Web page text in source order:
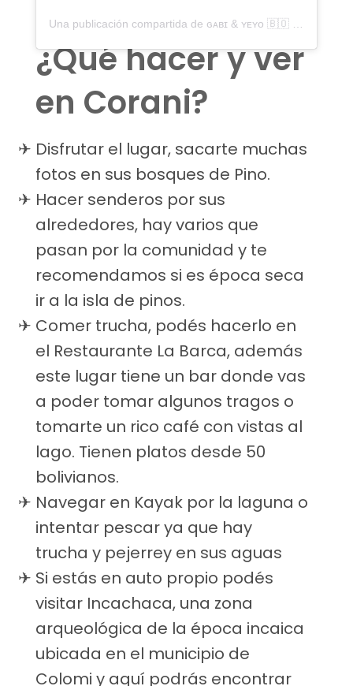
¿Qué hacer y ver
en Corani?
Disfrutar el lugar, sacarte muchas
fotos en sus bosques de Pino.
Hacer senderos por sus
alrededores, hay varios que
pasan por la comunidad y te
recomendamos si es época seca
ir a la isla de pinos.
Comer trucha, podés hacerlo en
el Restaurante La Barca, además
este lugar tiene un bar donde vas
a poder tomar algunos tragos o
tomarte un rico café con vistas al
lago. Tienen platos desde 50
bolivianos.
Navegar en Kayak por la laguna o
intentar pescar ya que hay
trucha y pejerrey en sus aguas
Si estás en auto propio podés
visitar Incachaca, una zona
arqueológica de la época incaica
ubicada en el municipio de
Colomi y aquí podrás encontrar